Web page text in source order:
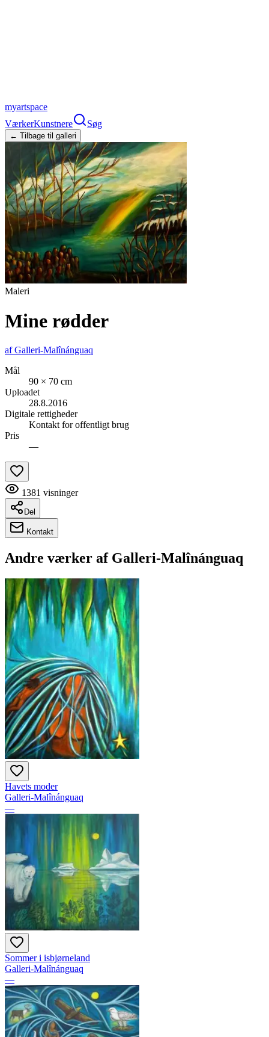
myartspace
VærkerKunstnere Søg
← Tilbage til galleri
Maleri
Mine rødder
afGalleri-Malînánguaq
Mål
90 × 70 cm
Uploadet
28.8.2016
Digitale rettigheder
Kontakt for offentligt brug
Pris
—
1381 visninger
Del
Kontakt
Andre værker af Galleri-Malînánguaq
Havets moder
Galleri-Malînánguaq
—
Sommer i isbjørneland
Galleri-Malînánguaq
—